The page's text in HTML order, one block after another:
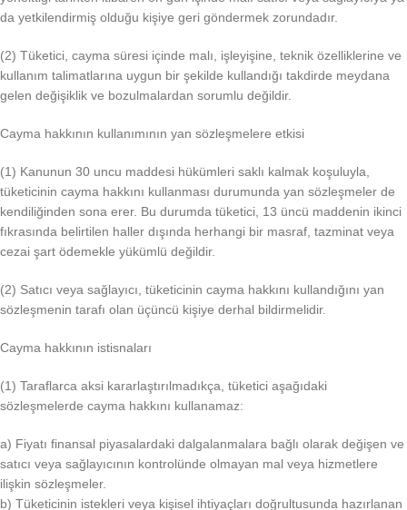
da yetkilendirmiş olduğu kişiye geri göndermek zorundadır.
(2) Tüketici, cayma süresi içinde malı, işleyişine, teknik özelliklerine ve
kullanım talimatlarına uygun bir şekilde kullandığı takdirde meydana
gelen değişiklik ve bozulmalardan sorumlu değildir.
Cayma hakkının kullanımının yan sözleşmelere etkisi
(1) Kanunun 30 uncu maddesi hükümleri saklı kalmak koşuluyla,
tüketicinin cayma hakkını kullanması durumunda yan sözleşmeler de
kendiliğinden sona erer. Bu durumda tüketici, 13 üncü maddenin ikinci
fıkrasında belirtilen haller dışında herhangi bir masraf, tazminat veya
cezai şart ödemekle yükümlü değildir.
(2) Satıcı veya sağlayıcı, tüketicinin cayma hakkını kullandığını yan
sözleşmenin tarafı olan üçüncü kişiye derhal bildirmelidir.
Cayma hakkının istisnaları
(1) Taraflarca aksi kararlaştırılmadıkça, tüketici aşağıdaki
sözleşmelerde cayma hakkını kullanamaz:
a) Fiyatı finansal piyasalardaki dalgalanmalara bağlı olarak değişen ve
satıcı veya sağlayıcının kontrolünde olmayan mal veya hizmetlere
ilişkin sözleşmeler.
b) Tüketicinin istekleri veya kişisel ihtiyaçları doğrultusunda hazırlanan